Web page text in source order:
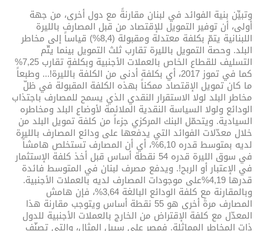
وتبيِّن بنية الفوائد في لبنان مقارنةً مع دول أخرى، من جهة
أولى، أن توفير التمويل للإقتصاد من قبل المصارف بالليرة
اللبنانية يتمّ بكلفة معتدلة ومقبولة (8,4%) قياساً إلى مخاطر
البلد. وحصة التمويل بالليرة تقارب ثلث التمويل بينما يتّم
التسليف للقطاع الخاص بالعملات الأجنبية وبكلفةٍ تقارب 7,25%
كما في تموز 2017، أي بكلفة أدنى من الكلفة بالليرة!... وطبعاً
ما كان تمويل الإقتصاد ممكناً بهذه الكلفة المقبولة في ظلّ
مخاطر البلد لولا الاستقرار النقدي الذي يسمح للمصارف باجتذاب
الودائع ولولا السياسة النقدية الملائمة لأوضاع البلد ومخاطره
السيادية. ويتحمّل البنك المركزي جزءاً من كلفة تمويل البلد من
خلال معدّلات الفوائد التي يدفعها على ودائع المصارف بالليرة
لديه بمتوسط قدره 6,10%، أي أن المصارف تستخلص هامشاً
في سوق الليرة قدره 54 نقطة أساس قبل أخذ كلفة الإستثمار
في الإعتبار أو الربح!. ويدفع مصرف لبنان في المتوسط فائدة
قدرها 4,19%على موجودات المصارف لديه بالعملات الأجنبية.
وبالمقارنة مع كلفة الودائع البالغة 3,64%، فإن هامش
المصارف مرةً أخرى هو 55 نقطة أساس ويتوجب مقارنة هذا
المعدّل مع كلفة الإقتراض من الخارج بالعملات الأجنبية للدول
ذات المخاطر المماثلة. فمصر على سبيل المثال، والتي تصنّف